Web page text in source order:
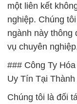
một liên kết
nghiệp. Chúng
ngành này thông
vụ chuyên
### Công Ty
Uy Tín Tại
Chúng tôi là đối